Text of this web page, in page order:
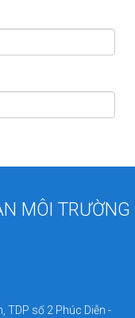
MÔI TRƯỜNG
TDP số 2 Phúc Diễn -